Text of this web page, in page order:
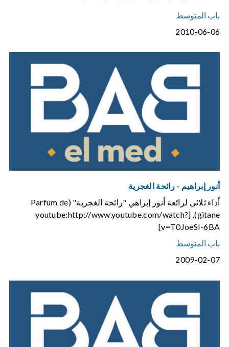
باب المتوسط
2010-06-06
أنور إبراهيم - رائحة الغجرية
أداء ثلاثي لرائعة أنور إبراهي "رائحة الغجربة" (Parfum de
gitane). [youtube:http://www.youtube.com/watch?
v=T0JoeSI-6BA]
باب المتوسط
2009-02-07